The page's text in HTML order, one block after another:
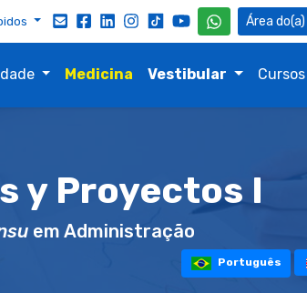
Medicina Vestibular Cursos
y Proyectos I
em Administração
Português